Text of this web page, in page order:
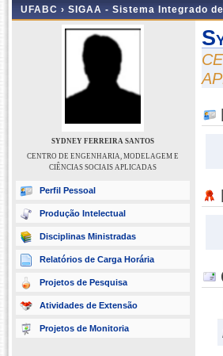
UFABC › SIGAA - Sistema Integrado
SYDNEY FERREIRA SANTOS
CENTRO DE ENGENHARIA, MODELAGEM E
CIÊNCIAS SOCIAIS APLICADAS
Perfil Pessoal
Produção Intelectual
Disciplinas Ministradas
Relatórios de Carga Horária
Projetos de Pesquisa
Atividades de Extensão
Projetos de Monitoria